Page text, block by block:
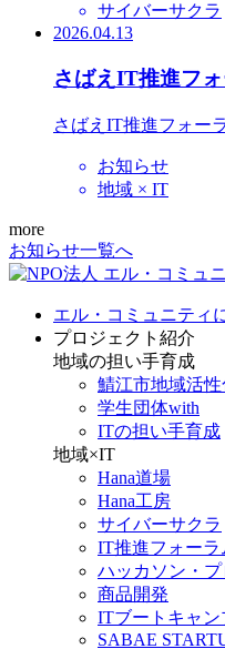
サイバーサクラ
2026.04.13
さばえIT推進フォ
さばえIT推進フォー
お知らせ
地域 × IT
more
お知らせ一覧へ
エル・コミュニティ
プロジェクト紹介
地域の担い手育成
鯖江市地域活
学生団体with
ITの担い手育成
地域×IT
Hana道場
Hana工房
サイバーサクラ
IT推進フォーラ
ハッカソン・
商品開発
ITブートキャン
SABAE